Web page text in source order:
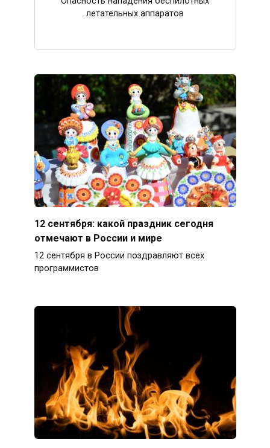
летательных аппаратов
12 сентября: какой праздник сегодня
отмечают в России и мире
12 сентября в России поздравляют всех
программистов